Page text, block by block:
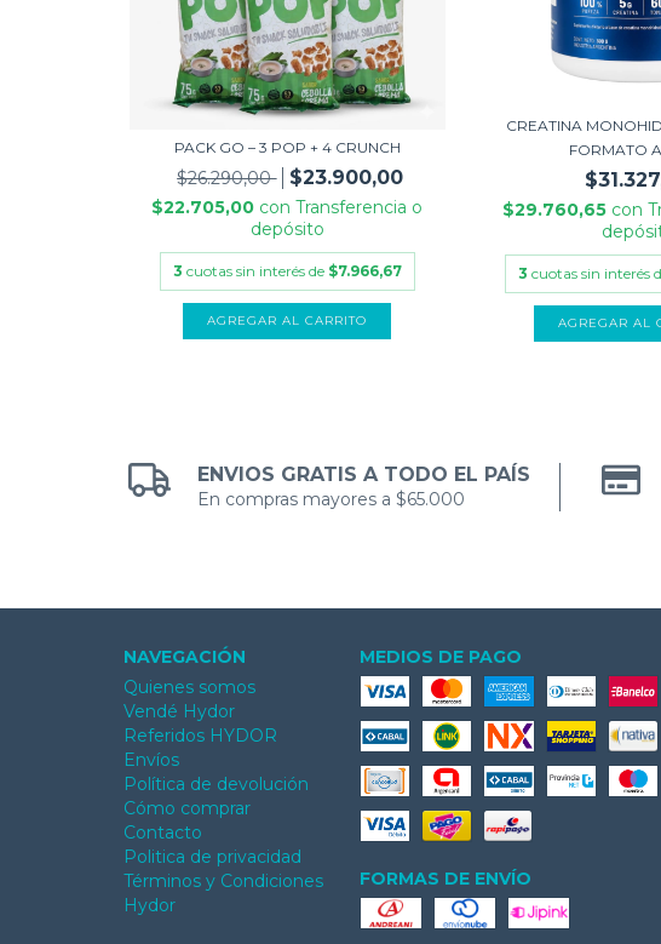
PACK GO – 3 POP + 4 CRUNCH
$26.290,00 $23.900,00
$22.705,00 con Transferencia o
depósito
3 cuotas sin interés de $7.966,67
CREATINA
FORMATO
$29.760,65 con
3 cuotas sin interés
AGREGAR AL
ENVIOS GRATIS A TODO EL PAÍS
En compras mayores a $65.000
NAVEGACIÓN
Quienes somos
Vendé Hydor
Referidos HYDOR
Envíos
Política de devolución
Cómo comprar
Contacto
Politica de privacidad
Términos y Condiciones
Hydor
MEDIOS DE PAGO
FORMAS DE ENVÍO